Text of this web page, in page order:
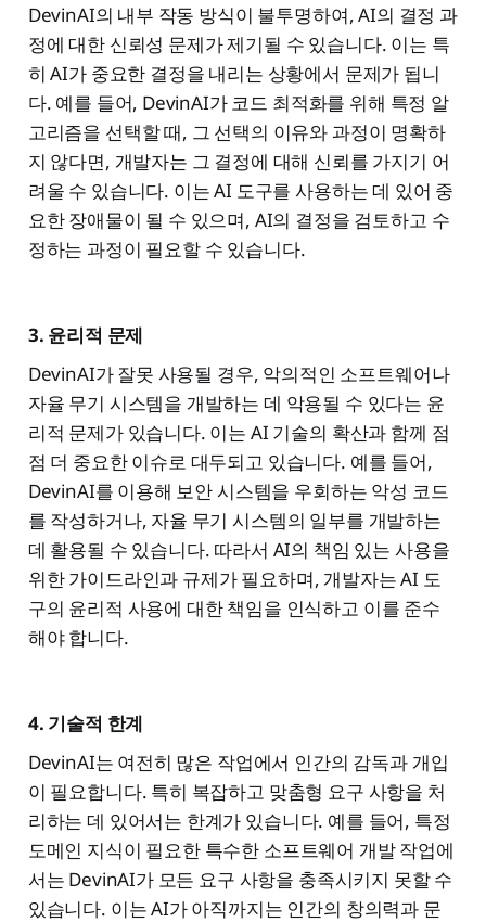
DevinAI의 내부 작동 방식이 불투명하여, AI의 결정 과
정에 대한 신뢰성 문제가 제기될 수 있습니다. 이는 특
히 AI가 중요한 결정을 내리는 상황에서 문제가 됩니
다. 예를 들어, DevinAI가 코드 최적화를 위해 특정 알
고리즘을 선택할 때, 그 선택의 이유와 과정이 명확하
지 않다면, 개발자는 그 결정에 대해 신뢰를 가지기 어
려울 수 있습니다. 이는 AI 도구를 사용하는 데 있어 중
요한 장애물이 될 수 있으며, AI의 결정을 검토하고 수
정하는 과정이 필요할 수 있습니다.
3. 윤리적 문제
DevinAI가 잘못 사용될 경우, 악의적인 소프트웨어나
자율 무기 시스템을 개발하는 데 악용될 수 있다는 윤
리적 문제가 있습니다. 이는 AI 기술의 확산과 함께 점
점 더 중요한 이슈로 대두되고 있습니다. 예를 들어,
DevinAI를 이용해 보안 시스템을 우회하는 악성 코드
를 작성하거나, 자율 무기 시스템의 일부를 개발하는
데 활용될 수 있습니다. 따라서 AI의 책임 있는 사용을
위한 가이드라인과 규제가 필요하며, 개발자는 AI 도
구의 윤리적 사용에 대한 책임을 인식하고 이를 준수
해야 합니다.
4. 기술적 한계
DevinAI는 여전히 많은 작업에서 인간의 감독과 개입
이 필요합니다. 특히 복잡하고 맞춤형 요구 사항을 처
리하는 데 있어서는 한계가 있습니다. 예를 들어, 특정
도메인 지식이 필요한 특수한 소프트웨어 개발 작업에
서는 DevinAI가 모든 요구 사항을 충족시키지 못할 수
있습니다. 이는 AI가 아직까지는 인간의 창의력과 문